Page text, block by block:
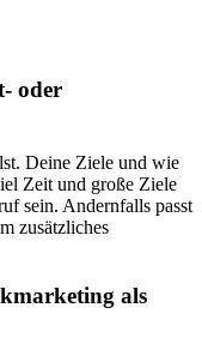
oder
Deine Ziele und wie
Zeit und große Ziele
sein. Andernfalls passt
zusätzliches
als